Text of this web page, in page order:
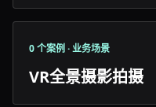
0 个案例 · 业务场景
VR全景摄影拍摄